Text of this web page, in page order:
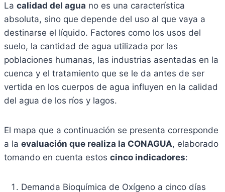
La calidad del agua no es una característica
absoluta, sino que depende del uso al que vaya a
destinarse el líquido. Factores como los usos del
suelo, la cantidad de agua utilizada por las
poblaciones humanas, las industrias asentadas en la
cuenca y el tratamiento que se le da antes de ser
vertida en los cuerpos de agua influyen en la calidad
del agua de los ríos y lagos.
El mapa que a continuación se presenta corresponde
a la evaluación que realiza la CONAGUA, elaborado
tomando en cuenta estos cinco indicadores:
Demanda Bioquímica de Oxígeno a cinco días